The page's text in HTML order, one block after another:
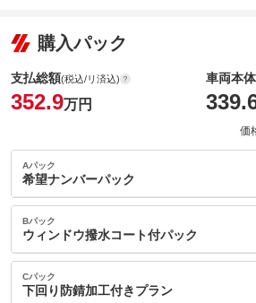
購入パック
支払総額(税込/リ済込)
352.9万円
車両本
価
Aパック
希望ナンバーパック
内：オプシ
ョン価格
(税込)
車両本体価
339.6万円
Bパック
ウィンドウ撥水コート付パック
内：オプシ
ョン価格
(税込)
Cパック
下回り防錆加工付きプラン